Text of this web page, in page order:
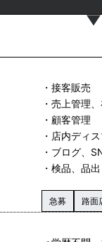
・接客販売
・売上管理
・顧客管理
・店内ディ
・ブログ、
・検品、品
急募 路面